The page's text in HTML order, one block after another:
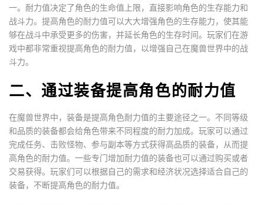
一。耐力值决定了角色的生命值上限，直接影响角色的生存能力和
战斗力。提高角色的耐力值可以大大增强角色的生存能力，使其能
够在战斗中承受更多的伤害，并延长角色的生存时间。玩家们在游
戏中都非常重视提高角色的耐力值，以增强自己在魔兽世界中的战
斗力。
二、通过装备提高角色的耐力值
在魔兽世界中，装备是提高角色耐力值的主要途径之一。不同等级
和品质的装备都会给角色带来不同程度的耐力加成。玩家可以通过
完成任务、击败怪物、参与副本等方式获得高品质的装备，从而提
高角色的耐力值。一些专门增加耐力值的装备也可以通过购买或者
交易获得。玩家们可以根据自己的需求和经济状况选择适合自己的
装备，不断提高角色的耐力值。